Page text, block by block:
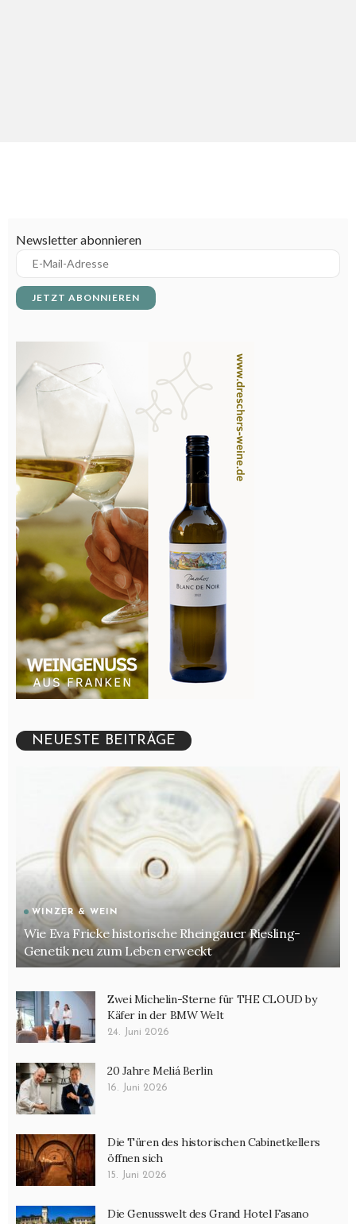
Beschreibung für Vegetarier
Erklärung: Gastro Euronorm-Stapelbehälter
Französische Fachbegriffe für Köche - A bis Z
Done
Mise-en-place: Der Schlüssel zur effizienten
Küchenarbeit
Tipps für den Messerkauf
Was ist ein Pacojet?
Was sind Gastro-Norm Behälter (GN) und welche
Größen gibt es
Was zählt unter Wurzelgemüse
Welche Küchenkräuter haben die meisten Vitamine
Welche Messer werden in der Gastronomie am
meisten genutzt?
Welches Küchenmesser zum Obst schneiden?
Wer ist ein Veganer oder Veganerin
Wissen
Newsletter abonnieren
NEUESTE BEITRÄGE
WINZER & WEIN
Wie Eva Fricke historische Rheingauer Riesling-
Genetik neu zum Leben erweckt
Zwei Michelin-Sterne für THE CLOUD by
Käfer in der BMW Welt
24. Juni 2026
20 Jahre Meliá Berlin
16. Juni 2026
Die Türen des historischen Cabinetkellers
öffnen sich
15. Juni 2026
Die Genusswelt des Grand Hotel Fasano